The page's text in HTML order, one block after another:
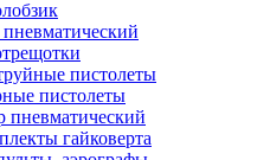
пистолеты
пистолеты
пневматический
гайковерта